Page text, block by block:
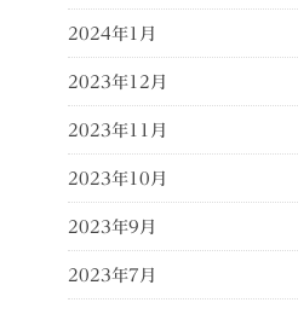
2024年1月
2023年12月
2023年11月
2023年10月
2023年9月
2023年7月